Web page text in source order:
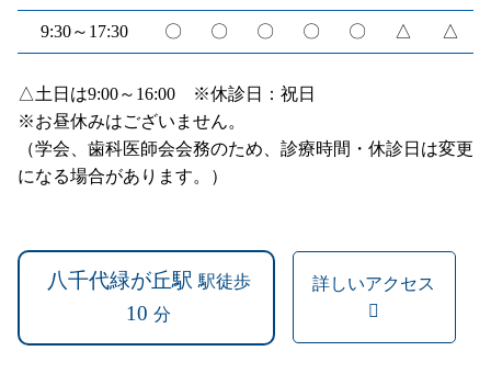
9:30～17:30 〇 〇 〇 〇 〇 △ △
△土日は9:00～16:00 ※休診日：祝日
※お昼休みはございません。
（学会、歯科医師会会務のため、診療時間・休診日は変更
になる場合があります。）
八千代緑が丘駅 駅徒歩
10 分
詳しいアクセス